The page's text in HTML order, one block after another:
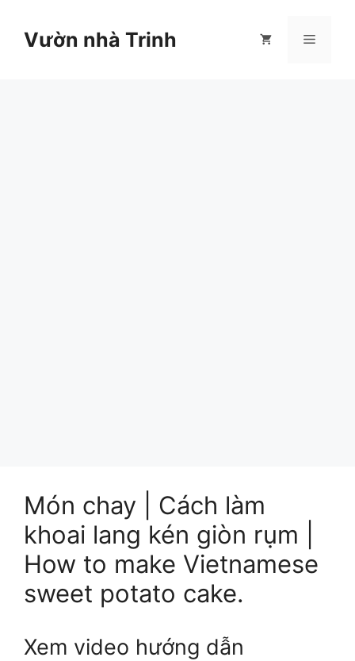
Vườn nhà Trinh Menu
Món chay | Cách làm
khoai lang kén giòn rụm |
How to make Vietnamese
sweet potato cake.
Xem video hướng dẫn